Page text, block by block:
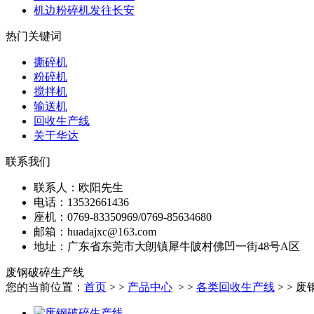
机边粉碎机发往长安
热门关键词
撕碎机
粉碎机
搅拌机
输送机
回收生产线
关于华达
联系我们
联系人：欧阳先生
电话： 13532661436
座机：0769-83350969/0769-85634680
邮箱：huadajxc@163.com
地址：广东省东莞市大朗镇犀牛陂村佛凹一街48号A区
废钢破碎生产线
您的当前位置： 首页 > > 产品中心 > > 各类回收生产线 > > 废